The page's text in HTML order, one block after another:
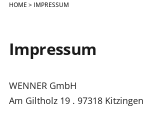
HOME > IMPRESSUM
Impressum
WENNER GmbH
Am Giltholz 19 . 97318 Kitzingen